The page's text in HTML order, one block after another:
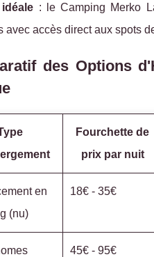
: le Camping Merko
avec accès direct aux spots
des Options
Fourchette de
prix par nuit
en
(nu)
18€ - 35€
45€ - 95€